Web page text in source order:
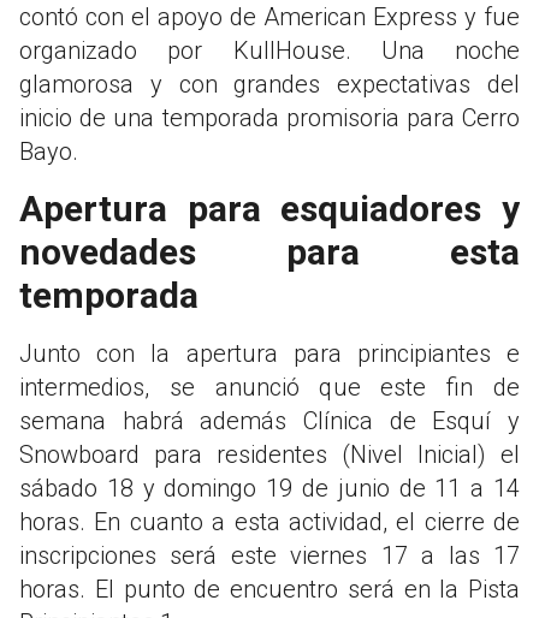
contó con el apoyo de American Express y fue
organizado por KullHouse. Una noche
glamorosa y con grandes expectativas del
inicio de una temporada promisoria para Cerro
Bayo.
Apertura para esquiadores y
novedades para esta
temporada
Junto con la apertura para principiantes e
intermedios, se anunció que este fin de
semana habrá además Clínica de Esquí y
Snowboard para residentes (Nivel Inicial) el
sábado 18 y domingo 19 de junio de 11 a 14
horas. En cuanto a esta actividad, el cierre de
inscripciones será este viernes 17 a las 17
horas. El punto de encuentro será en la Pista